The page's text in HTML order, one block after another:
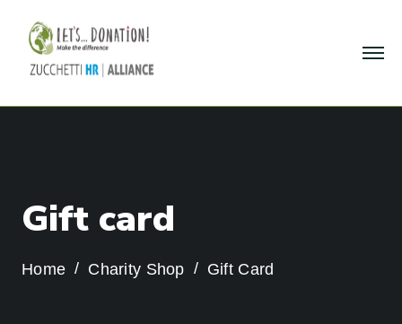
Gift card
Home Charity Shop Gift Card